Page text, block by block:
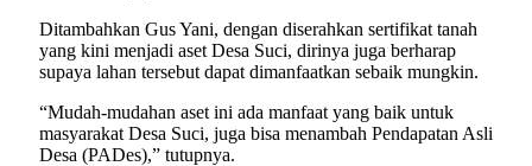
Ditambahkan Gus Yani, dengan diserahkan sertifikat tanah
yang kini menjadi aset Desa Suci, dirinya juga berharap
supaya lahan tersebut dapat dimanfaatkan sebaik mungkin.
“Mudah-mudahan aset ini ada manfaat yang baik untuk
masyarakat Desa Suci, juga bisa menambah Pendapatan Asli
Desa (PADes),” tutupnya.